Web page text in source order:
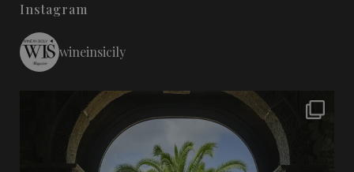
Instagram
wineinsicily